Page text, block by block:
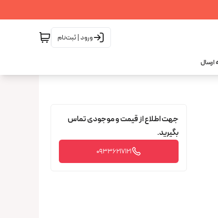
ورود | ثبت‌نام
ارسال
جهت اطلاع از قیمت و موجودی تماس
بگیرید.
09336217121